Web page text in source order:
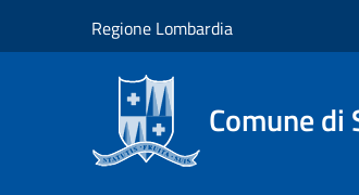
Regione Lombardia
Comune di